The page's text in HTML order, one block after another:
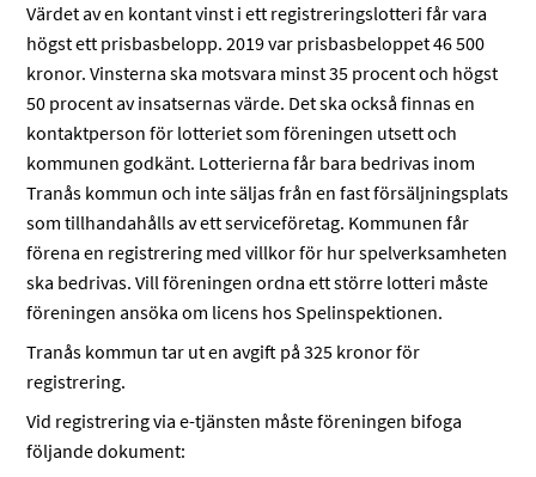
Värdet av en kontant vinst i ett registreringslotteri får vara
högst ett prisbasbelopp. 2019 var prisbasbeloppet 46 500
kronor. Vinsterna ska motsvara minst 35 procent och högst
50 procent av insatsernas värde. Det ska också finnas en
kontaktperson för lotteriet som föreningen utsett och
kommunen godkänt. Lotterierna får bara bedrivas inom
Tranås kommun och inte säljas från en fast försäljningsplats
som tillhandahålls av ett serviceföretag. Kommunen får
förena en registrering med villkor för hur spelverksamheten
ska bedrivas. Vill föreningen ordna ett större lotteri måste
föreningen ansöka om licens hos Spelinspektionen.
Tranås kommun tar ut en avgift på 325 kronor för
registrering.
Vid registrering via e-tjänsten måste föreningen bifoga
följande dokument: